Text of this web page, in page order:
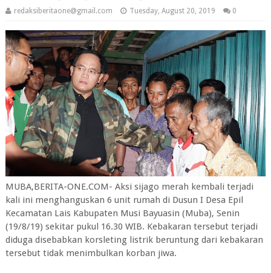
redaksiberitaone@gmail.com Tuesday, August 20, 2019 0
MUBA,BERITA-ONE.COM- Aksi sijago merah kembali terjadi
kali ini menghanguskan 6 unit rumah di Dusun I Desa Epil
Kecamatan Lais Kabupaten Musi Bayuasin (Muba), Senin
(19/8/19) sekitar pukul 16.30 WIB. Kebakaran tersebut terjadi
diduga disebabkan korsleting listrik beruntung dari kebakaran
tersebut tidak menimbulkan korban jiwa.